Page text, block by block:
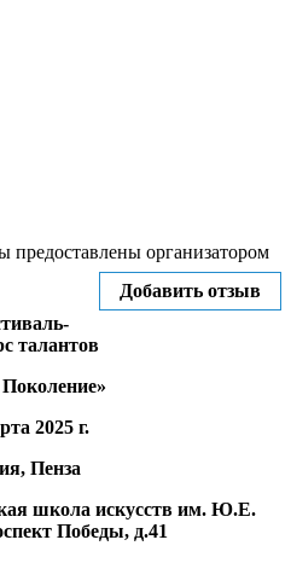
предоставлены организатором
Добавить отзыв
талантов
2025 г.
Пенза
школа искусств им. Ю.Е.
Победы, д.41